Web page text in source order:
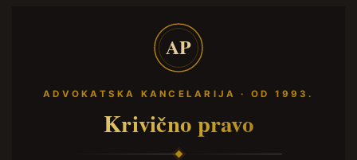
AP
ADVOKATSKA KANCELARIJA · OD 1993.
Krivično pravo